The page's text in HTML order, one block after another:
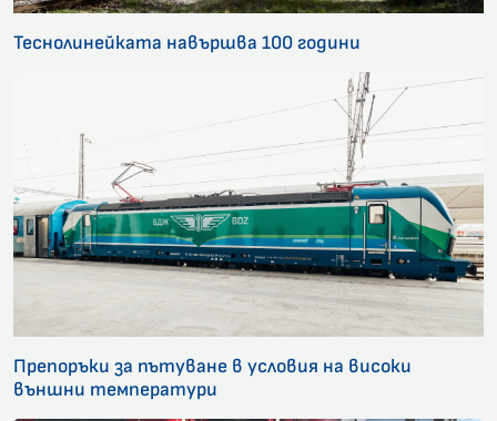
Теснолинейката навършва 100 години
Препоръки за пътуване в условия на високи
външни температури